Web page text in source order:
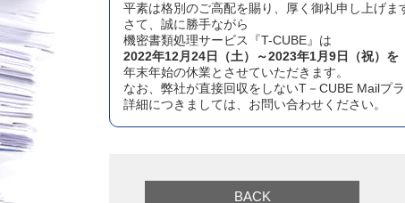
平素は格別のご高配を賜り、厚く御礼申し上げま
さて、誠に勝手ながら
機密書類処理サービス『T-CUBE』は
2022年12月24日（土）～2023年1月9日（祝）を
年末年始の休業とさせていただきます。
なお、弊社が直接回収をしないT－CUBE Mailプ
詳細につきましては、お問い合わせください。
BACK